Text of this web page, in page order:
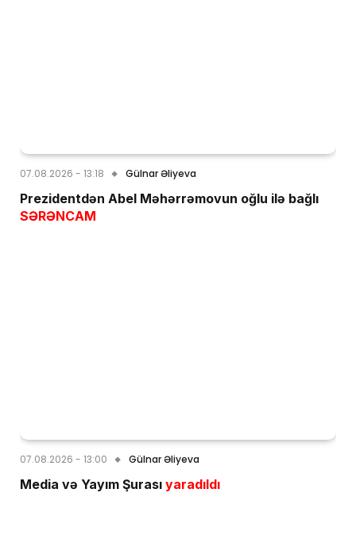
07.08.2026 - 13:18 Gülnar Əliyeva
Prezidentdən Abel Məhərrəmovun oğlu ilə bağlı
SƏRƏNCAM
07.08.2026 - 13:00 Gülnar Əliyeva
Media və Yayım Şurası yaradıldı